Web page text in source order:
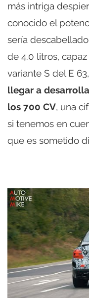
más intriga
conocido el
sería
de 4.0 litros,
variante S del E 63,
llegar a
los 700 CV, una
si tenemos en
que es sometido